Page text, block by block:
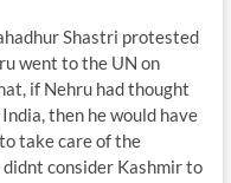
Shastri protested
went to the UN on
if Nehru had thought
then he would have
take care of the
consider Kashmir to